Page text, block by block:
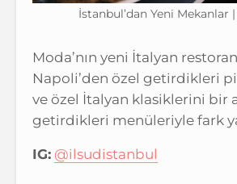
İstanbul’dan Yeni Mekanlar |
Moda’nın yeni İtalyan
Napoli’den özel getirdikleri
ve özel İtalyan klasiklerini bir
getirdikleri menüleriyle fark
IG: @ilsudistanbul